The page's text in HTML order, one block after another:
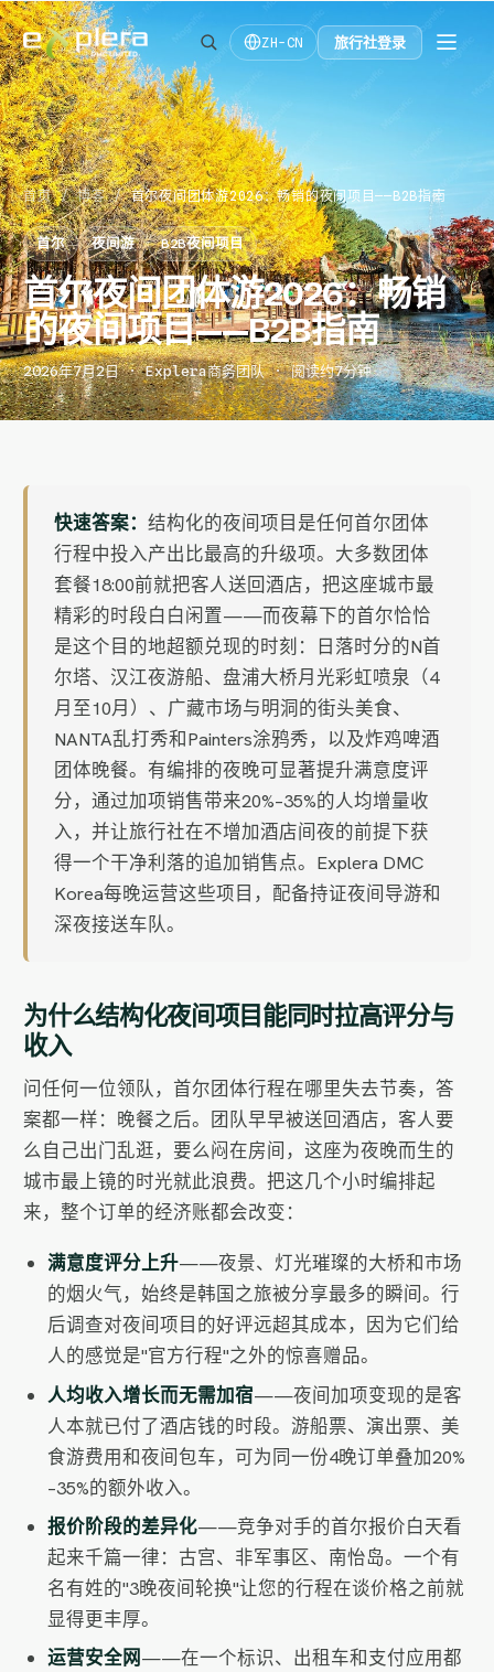
ZH-CN 旅行社登录
首页 / 博客 / 首尔夜间团体游2026：畅销的夜间项目——B2B指南
首尔 夜间游 B2B夜间项目
首尔夜间团体游2026：畅销
的夜间项目——B2B指南
2026年7月2日 · Explera商务团队 · 阅读约7分钟
快速答案：结构化的夜间项目是任何首尔团体
行程中投入产出比最高的升级项。大多数团体
套餐18:00前就把客人送回酒店，把这座城市最
精彩的时段白白闲置——而夜幕下的首尔恰恰
是这个目的地超额兑现的时刻：日落时分的N首
尔塔、汉江夜游船、盘浦大桥月光彩虹喷泉（4
月至10月）、广藏市场与明洞的街头美食、
NANTA乱打秀和Painters涂鸦秀，以及炸鸡啤酒
团体晚餐。有编排的夜晚可显著提升满意度评
分，通过加项销售带来20%–35%的人均增量收
入，并让旅行社在不增加酒店间夜的前提下获
得一个干净利落的追加销售点。Explera DMC
Korea每晚运营这些项目，配备持证夜间导游和
深夜接送车队。
为什么结构化夜间项目能同时拉高评分与
收入
问任何一位领队，首尔团体行程在哪里失去节奏，答
案都一样：晚餐之后。团队早早被送回酒店，客人要
么自己出门乱逛，要么闷在房间，这座为夜晚而生的
城市最上镜的时光就此浪费。把这几个小时编排起
来，整个订单的经济账都会改变：
满意度评分上升——夜景、灯光璀璨的大桥和市场
的烟火气，始终是韩国之旅被分享最多的瞬间。行
后调查对夜间项目的好评远超其成本，因为它们给
人的感觉是"官方行程"之外的惊喜赠品。
人均收入增长而无需加宿——夜间加项变现的是客
人本就已付了酒店钱的时段。游船票、演出票、美
食游费用和夜间包车，可为同一份4晚订单叠加20%
–35%的额外收入。
报价阶段的差异化——竞争对手的首尔报价白天看
起来千篇一律：古宫、非军事区、南怡岛。一个有
名有姓的"3晚夜间轮换"让您的行程在谈价格之前就
显得更丰厚。
运营安全网——在一个标识、出租车和支付应用都